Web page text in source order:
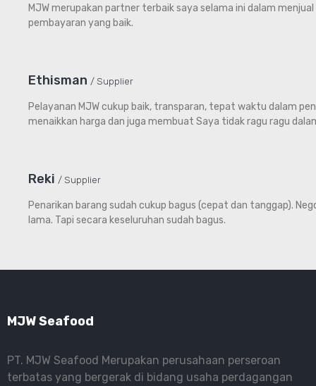
MJW merupakan partner terbaik saya selama ini dalam
pembayaran yang baik.
Ethisman Supplier
Pelayanan MJW cukup baik, transparan, tepat waktu dalam
menaikkan harga dan juga membuat Saya tidak ragu ragu
Reki Supplier
Penarikan barang sudah cukup bagus (cepat dan tanggap).
lama. Tapi secara keseluruhan sudah bagus.
MJW Seafood
PT. MJW Seafood Merupakan perusahaan perseroan
terbatas yang bergerak di bidang usaha perdagangan